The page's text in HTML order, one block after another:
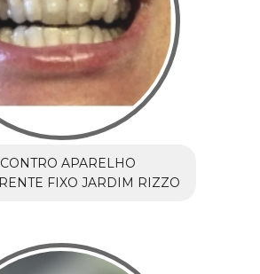
APARELHO
FIXO JARDIM RIZZO